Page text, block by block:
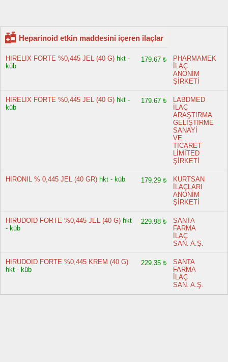
Heparinoid etkin maddesini içeren ilaçlar
HIRELIX FORTE %0,445 JEL (40 G) hkt -
küb
179.67 ₺
PHARMAMEK
İLAÇ
ANONİM
ŞİRKETİ
HIRELIX FORTE %0,445 JEL (40 G) hkt -
küb
179.67 ₺
LABDMED
İLAÇ
ARAŞTIRMA
GELİŞTİRME
SANAYİ
VE
TİCARET
LİMİTED
ŞİRKETİ
HIRONIL % 0,445 JEL (40 GR) hkt - küb 179.29 ₺
KURTSAN
İLAÇLARI
ANONİM
ŞİRKETİ
HIRUDOID FORTE %0,445 JEL (40 G) hkt
- küb
229.98 ₺
SANTA
FARMA
İLAÇ
SAN. A.Ş.
HIRUDOID FORTE %0,445 KREM (40 G)
hkt - küb
229.35 ₺
SANTA
FARMA
İLAÇ
SAN. A.Ş.